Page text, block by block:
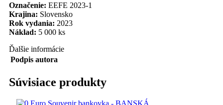
Označenie: EEFE 2023-1
Krajina: Slovensko
Rok vydania: 2023
Náklad: 5 000 ks
Ďalšie informácie
Podpis autora
Súvisiace produkty